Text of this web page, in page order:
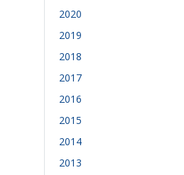
2020
2019
2018
2017
2016
2015
2014
2013